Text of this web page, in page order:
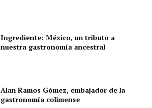
Ingrediente: México, un tributo a
nuestra gastronomía ancestral
Alan Ramos Gómez, embajador de la
gastronomía colimense